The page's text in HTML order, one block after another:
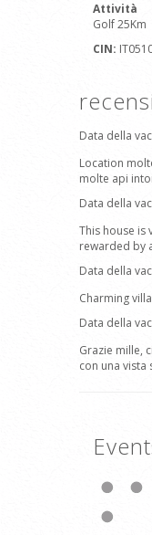
Attività
Golf 25Km
CIN:
Data della
Location
molte api
Data della
This house is
rewarded by
Data della
Charming
Data della
Grazie mille,
con una vista